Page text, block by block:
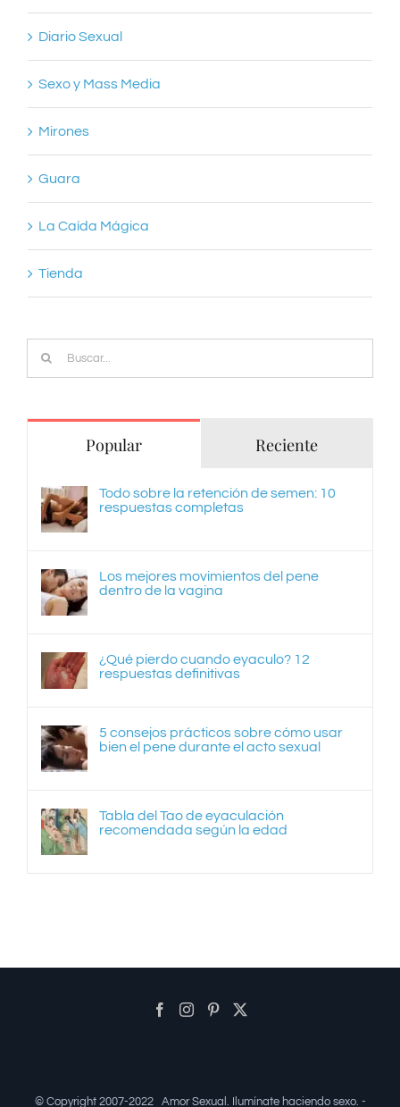
Diario Sexual
Sexo y Mass Media
Mirones
Guara
La Caída Mágica
Tienda
Buscar:
Popular Reciente
Todo sobre la retención de semen: 10
respuestas completas
Los mejores movimientos del pene
dentro de la vagina
¿Qué pierdo cuando eyaculo? 12
respuestas definitivas
5 consejos prácticos sobre cómo usar
bien el pene durante el acto sexual
Tabla del Tao de eyaculación
recomendada según la edad
© Copyright 2007-2022 Amor Sexual . Ilumínate haciendo sexo. -